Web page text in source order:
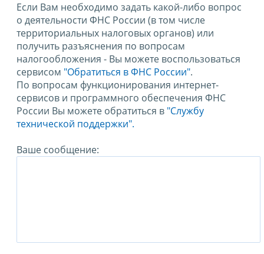
Если Вам необходимо задать какой-либо вопрос
о деятельности ФНС России (в том числе
территориальных налоговых органов) или
получить разъяснения по вопросам
налогообложения - Вы можете воспользоваться
сервисом "Обратиться в ФНС России".
По вопросам функционирования интернет-
сервисов и программного обеспечения ФНС
России Вы можете обратиться в "Службу
технической поддержки".
Ваше сообщение: